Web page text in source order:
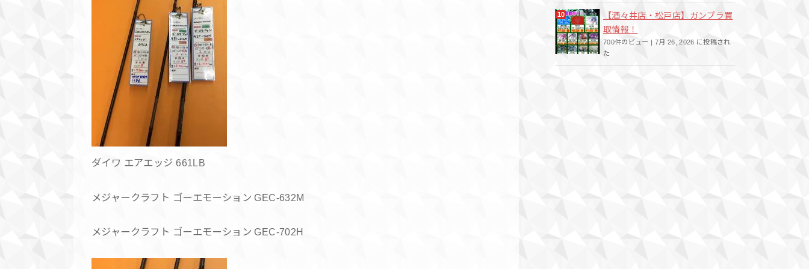
ダイワ エアエッジ 661LB
メジャークラフト ゴーエモーション GEC-632M
メジャークラフト ゴーエモーション GEC-702H
【酒々井店・松戸店】ガンプラ買
取情報！
700件のビュー | 7月 26, 2026 に投稿され
た